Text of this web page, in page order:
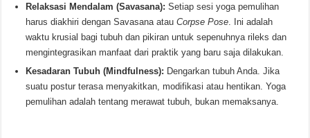
Relaksasi Mendalam (Savasana): Setiap sesi yoga pemulihan
harus diakhiri dengan Savasana atauCorpse Pose . Ini adalah
waktu krusial bagi tubuh dan pikiran untuk sepenuhnya rileks dan
mengintegrasikan manfaat dari praktik yang baru saja dilakukan.
Kesadaran Tubuh (Mindfulness): Dengarkan tubuh Anda. Jika
suatu postur terasa menyakitkan, modifikasi atau hentikan. Yoga
pemulihan adalah tentang merawat tubuh, bukan memaksanya.